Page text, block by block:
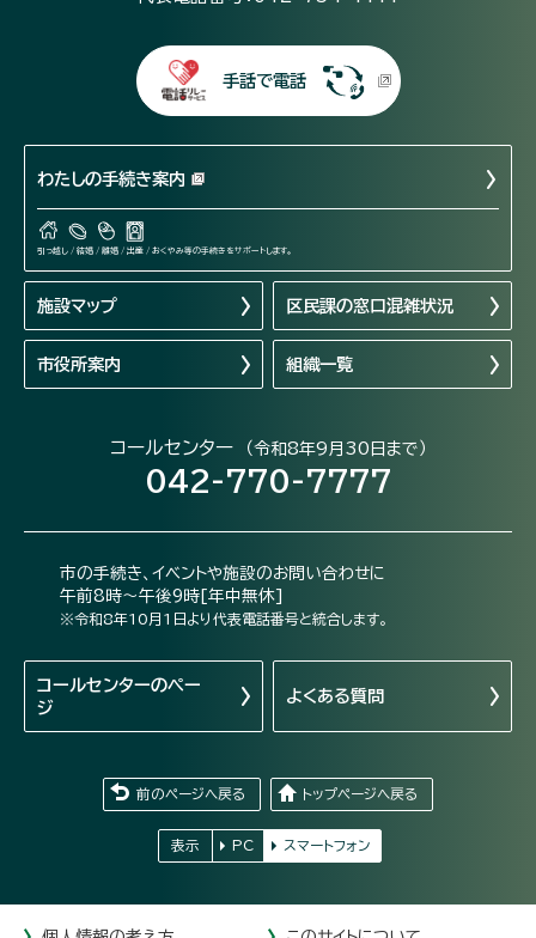
手話で電話
わたしの手続き案内
引っ越し / 結婚 / 離婚 / 出産 / おくやみ等の手続きをサポートします。
施設マップ 区民課の窓口混雑状況
市役所案内 組織一覧
コールセンター （令和8年9月30日まで）
042-770-7777
市の手続き、イベントや施設のお問い合わせに
午前8時～午後9時[年中無休]
※令和8年10月1日より代表電話番号と統合します。
コールセンターのペー
ジ
よくある質問
前のページへ戻る トップページへ戻る
表示 PC スマートフォン